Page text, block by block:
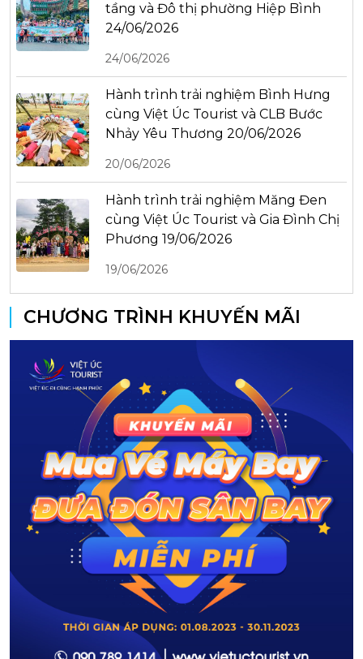
tầng và Đô thị phường Hiệp Bình
24/06/2026
24/06/2026
Hành trình trải nghiệm Bình Hưng
cùng Việt Úc Tourist và CLB Bước
Nhảy Yêu Thương 20/06/2026
20/06/2026
Hành trình trải nghiệm Măng Đen
cùng Việt Úc Tourist và Gia Đình Chị
Phương 19/06/2026
19/06/2026
CHƯƠNG TRÌNH KHUYẾN MÃI